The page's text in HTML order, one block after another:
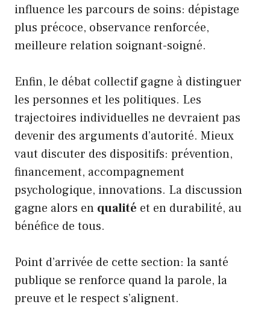
influence les parcours de soins: dépistage
plus précoce, observance renforcée,
meilleure relation soignant-soigné.
Enfin, le débat collectif gagne à distinguer
les personnes et les politiques. Les
trajectoires individuelles ne devraient pas
devenir des arguments d’autorité. Mieux
vaut discuter des dispositifs: prévention,
financement, accompagnement
psychologique, innovations. La discussion
gagne alors en qualité et en durabilité, au
bénéfice de tous.
Point d’arrivée de cette section: la santé
publique se renforce quand la parole, la
preuve et le respect s’alignent.